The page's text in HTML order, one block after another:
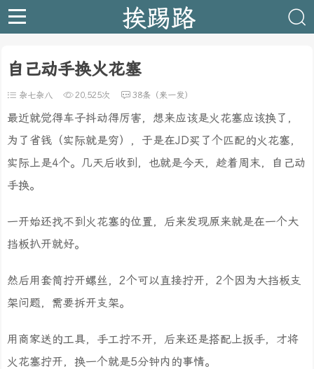
挨踢路
自己动手换火花塞
杂七杂八 20,525次 38条（来一发）
最近就觉得车子抖动得厉害，想来应该是火花塞应该换了，
为了省钱（实际就是穷），于是在JD买了个匹配的火花塞，
实际上是4个。几天后收到，也就是今天，趁着周末，自己动
手换。
一开始还找不到火花塞的位置，后来发现原来就是在一个大
挡板扒开就好。
然后用套筒拧开螺丝，2个可以直接拧开，2个因为大挡板支
架问题，需要拆开支架。
用商家送的工具，手工拧不开，后来还是搭配上扳手，才将
火花塞拧开，换一个就是5分钟内的事情。